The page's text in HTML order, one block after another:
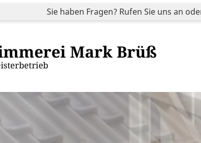
Sie haben Fragen? Rufen Sie uns an